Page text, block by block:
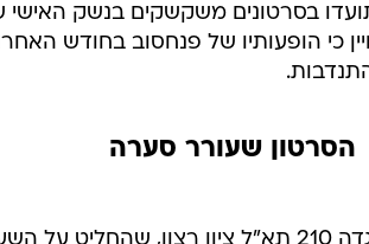
בסרטונים משקשקים בנשק
כי הופעותיו של פנחסוב בחודש
הסרטון שעורר סערה
הנושא הובא לטיפולו של מפקד אוגדה 210 תא"ל ציון